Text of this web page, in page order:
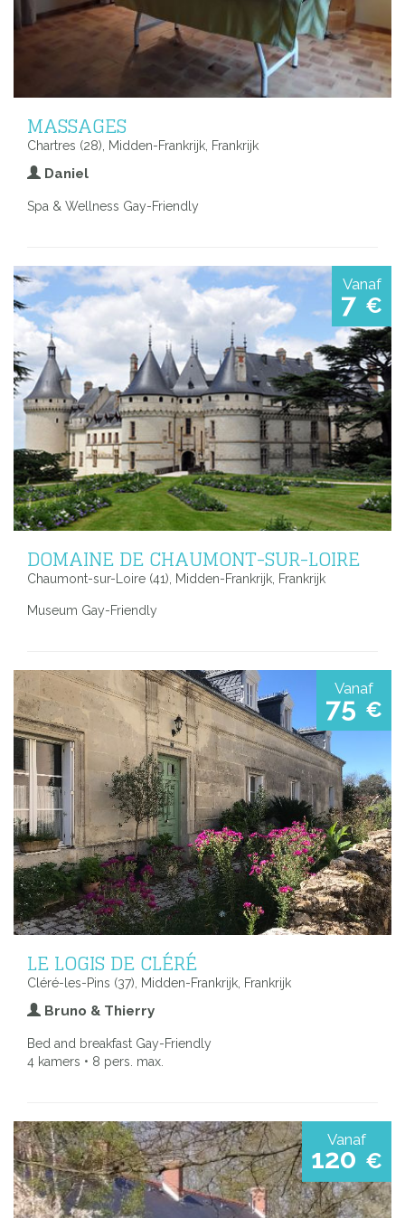
MASSAGES
Chartres (28), Midden-Frankrijk, Frankrijk
Daniel
Spa & Wellness Gay-Friendly
Vanaf
7 €
DOMAINE DE CHAUMONT-SUR-LOIRE
Chaumont-sur-Loire (41), Midden-Frankrijk, Frankrijk
Museum Gay-Friendly
Vanaf
75 €
LE LOGIS DE CLÉRÉ
Cléré-les-Pins (37), Midden-Frankrijk, Frankrijk
Bruno & Thierry
Bed and breakfast Gay-Friendly
4 kamers • 8 pers. max.
Vanaf
120 €